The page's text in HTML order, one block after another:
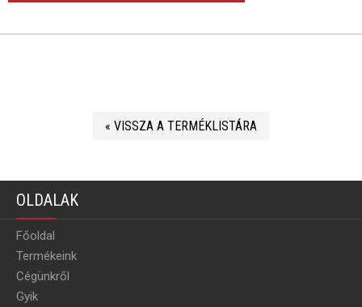
« VISSZA A TERMÉKLISTÁRA
OLDALAK
Főoldal
Termékeink
Cégünkről
Gyik